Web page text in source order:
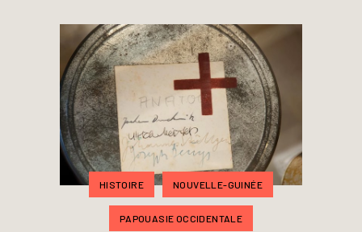
HISTOIRE NOUVELLE-GUINÉE
PAPOUASIE OCCIDENTALE